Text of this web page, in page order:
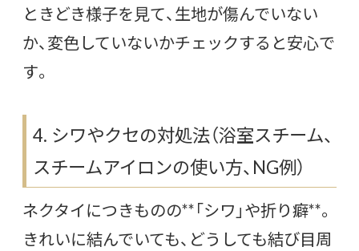
ときどき様子を見て、生地が傷んでいない
か、変色していないかチェックすると安心で
す。
4. シワやクセの対処法（浴室スチーム、
スチームアイロンの使い方、NG例）
ネクタイにつきものの**「シワ」や折り癖**。
きれいに結んでいても、どうしても結び目周